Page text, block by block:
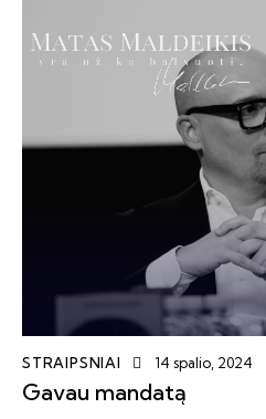
STRAIPSNIAI 14 spalio, 2024
Gavau mandatą
Straipsniai
Bendraukime